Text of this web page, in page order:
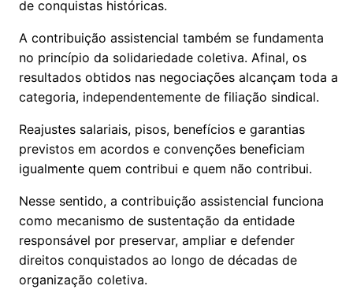
de conquistas históricas.
A contribuição assistencial também se fundamenta
no princípio da solidariedade coletiva. Afinal, os
resultados obtidos nas negociações alcançam toda a
categoria, independentemente de filiação sindical.
Reajustes salariais, pisos, benefícios e garantias
previstos em acordos e convenções beneficiam
igualmente quem contribui e quem não contribui.
Nesse sentido, a contribuição assistencial funciona
como mecanismo de sustentação da entidade
responsável por preservar, ampliar e defender
direitos conquistados ao longo de décadas de
organização coletiva.